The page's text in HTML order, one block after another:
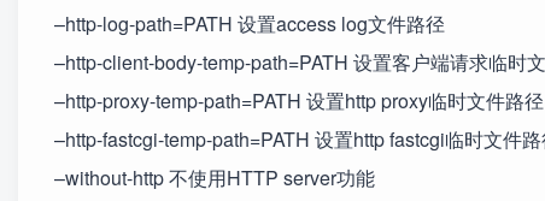
–http-log-path=PATH 设置access log文件路径
–http-client-body-temp-path=PATH 设置客户端请求临时
–http-proxy-temp-path=PATH 设置http proxy临时文件路径
–http-fastcgi-temp-path=PATH 设置http fastcgi临时文件
–without-http 不使用HTTP server功能